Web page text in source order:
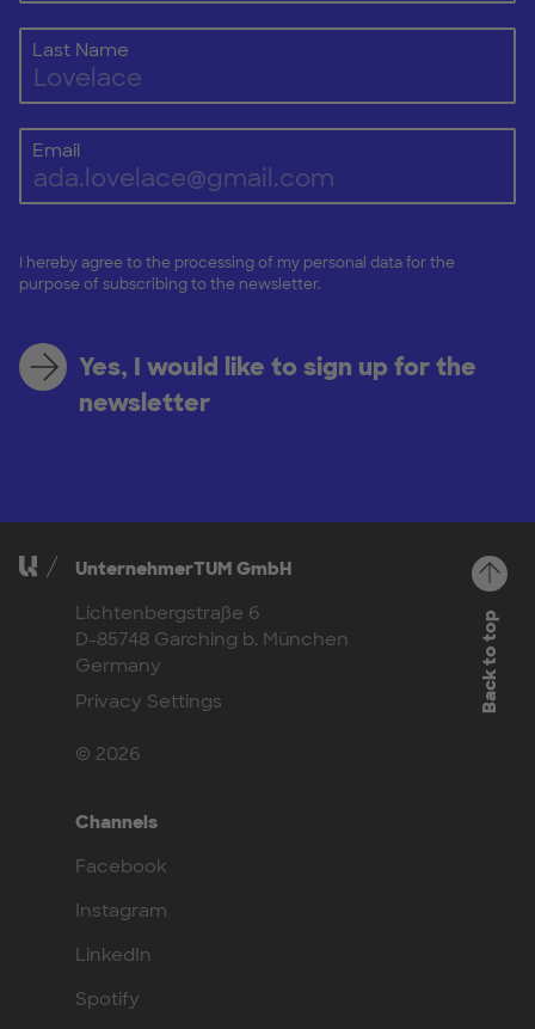
Last Name
Email
I hereby agree to the processing of my personal data for the
purpose of subscribing to the newsletter.
Yes, I would like to sign up for the
newsletter
UnternehmerTUM GmbH
Lichtenbergstraße 6
D-85748 Garching b. München
Germany
Privacy Settings
© 2026
Channels
Facebook
Instagram
LinkedIn
Spotify
Back to top